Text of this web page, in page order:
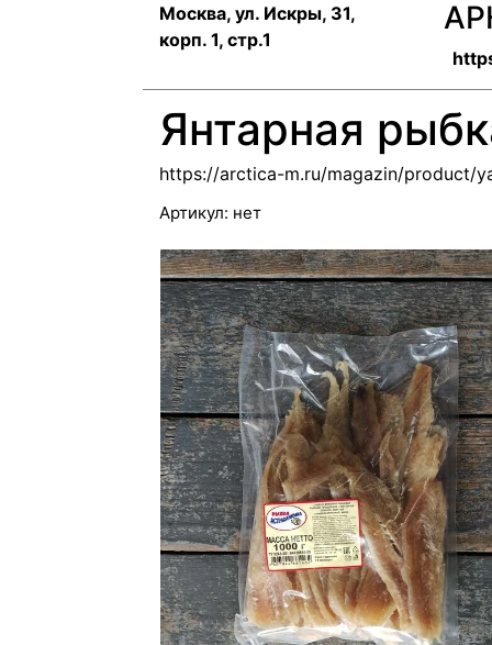
Москва, ул. Искры, 31,
корп. 1, стр.1
Янтарная
https://arctica-m.ru/magazin/product/
Артикул: нет